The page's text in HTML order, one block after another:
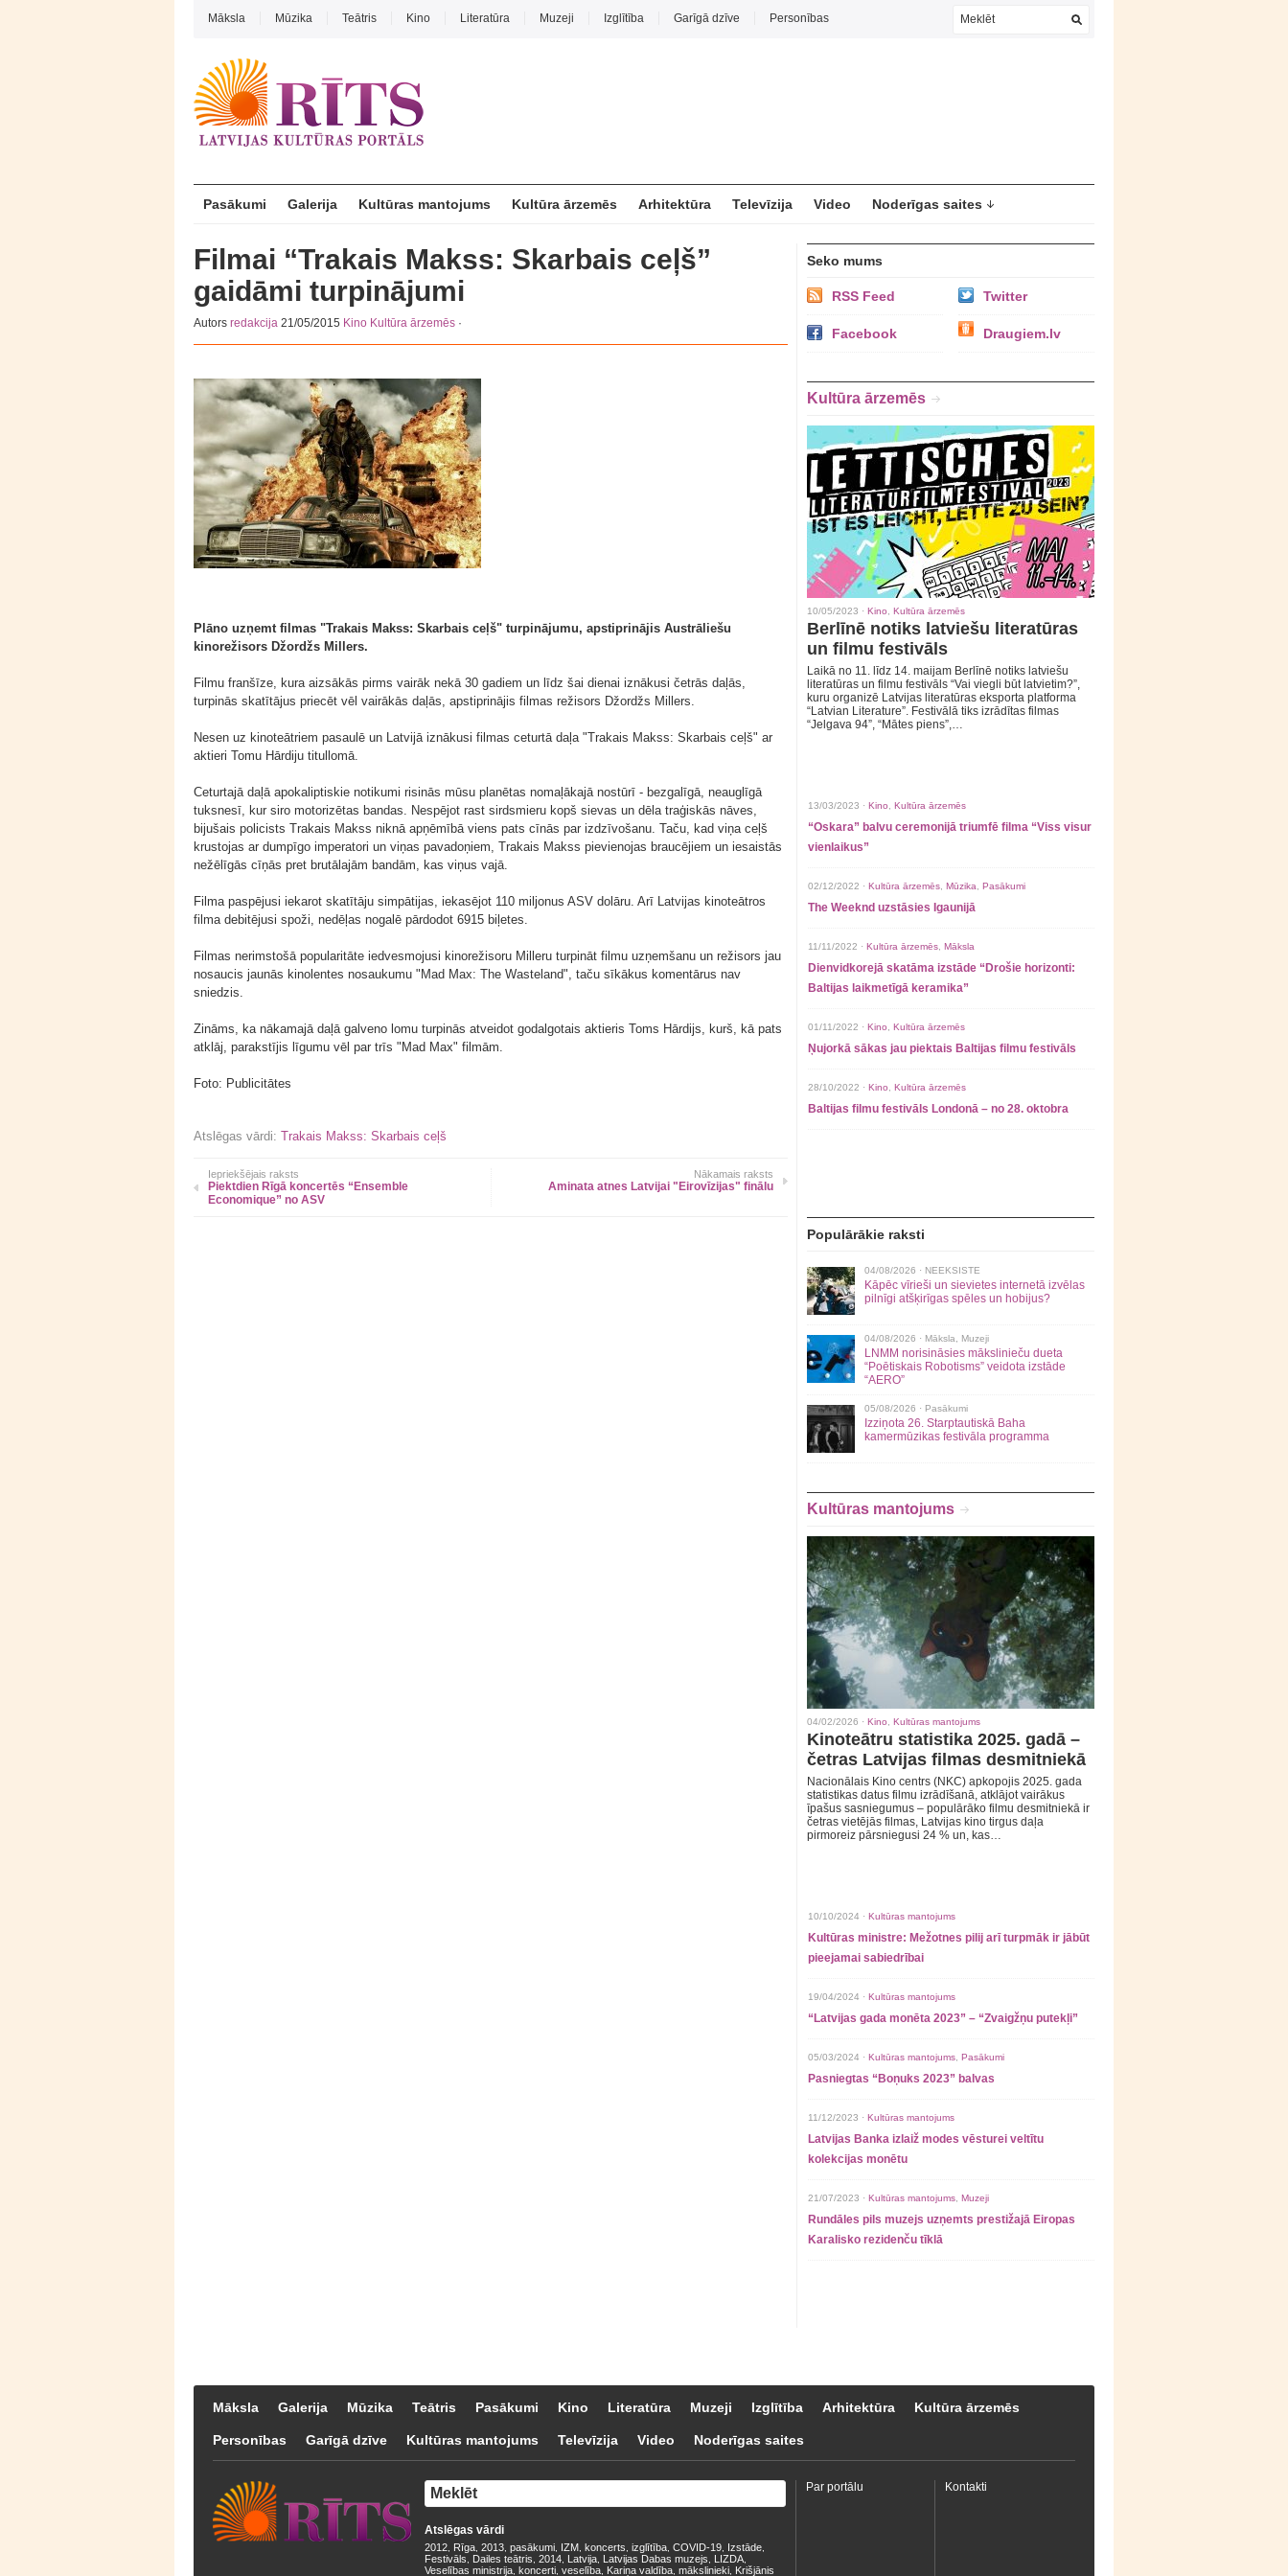
Māksla Mūzika Teātris Kino Literatūra Muzeji Izglītība Garīgā dzīve Personības
Pasākumi Galerija Kultūras mantojums Kultūra ārzemēs Arhitektūra Televīzija Video Noderīgas saites
Filmai “Trakais Makss: Skarbais ceļš”
gaidāmi turpinājumi
Autors redakcija 21/05/2015 Kino Kultūra ārzemēs ·
Plāno uzņemt filmas "Trakais Makss: Skarbais ceļš" turpinājumu, apstiprinājis Austrāliešu
kinorežisors Džordžs Millers.
Filmu franšīze, kura aizsākās pirms vairāk nekā 30 gadiem un līdz šai dienai iznākusi četrās daļās,
turpinās skatītājus priecēt vēl vairākās daļās, apstiprinājis filmas režisors Džordžs Millers.
Nesen uz kinoteātriem pasaulē un Latvijā iznākusi filmas ceturtā daļa "Trakais Makss: Skarbais ceļš" ar
aktieri Tomu Hārdiju titullomā.
Ceturtajā daļā apokaliptiskie notikumi risinās mūsu planētas nomaļākajā nostūrī - bezgalīgā, neauglīgā
tuksnesī, kur siro motorizētas bandas. Nespējot rast sirdsmieru kopš sievas un dēla traģiskās nāves,
bijušais policists Trakais Makss niknā apņēmībā viens pats cīnās par izdzīvošanu. Taču, kad viņa ceļš
krustojas ar dumpīgo imperatori un viņas pavadoņiem, Trakais Makss pievienojas braucējiem un iesaistās
nežēlīgās cīņās pret brutālajām bandām, kas viņus vajā.
Filma paspējusi iekarot skatītāju simpātijas, iekasējot 110 miljonus ASV dolāru. Arī Latvijas kinoteātros
filma debitējusi spoži, nedēļas nogalē pārdodot 6915 biļetes.
Filmas nerimstošā popularitāte iedvesmojusi kinorežisoru Milleru turpināt filmu uzņemšanu un režisors jau
nosaucis jaunās kinolentes nosaukumu "Mad Max: The Wasteland", taču sīkākus komentārus nav
sniedzis.
Zināms, ka nākamajā daļā galveno lomu turpinās atveidot godalgotais aktieris Toms Hārdijs, kurš, kā pats
atklāj, parakstījis līgumu vēl par trīs "Mad Max" filmām.
Foto: Publicitātes
Atslēgas vārdi: Trakais Makss: Skarbais ceļš
Iepriekšējais raksts
Piektdien Rīgā koncertēs “Ensemble
Economique” no ASV
Nākamais raksts
Aminata atnes Latvijai "Eirovīzijas" finālu
Seko mums
RSS Feed Twitter
Facebook Draugiem.lv
Kultūra ārzemēs
10/05/2023 · Kino Kultūra ārzemēs
Berlīnē notiks latviešu literatūras
un filmu festivāls
Laikā no 11. līdz 14. maijam Berlīnē notiks latviešu
literatūras un filmu festivāls “Vai viegli būt latvietim?”,
kuru organizē Latvijas literatūras eksporta platforma
“Latvian Literature”. Festivālā tiks izrādītas filmas
“Jelgava 94”, “Mātes piens”,…
13/03/2023 · Kino Kultūra ārzemēs
“Oskara” balvu ceremonijā triumfē filma “Viss visur
vienlaikus”
02/12/2022 · Kultūra ārzemēs Mūzika Pasākumi
The Weeknd uzstāsies Igaunijā
11/11/2022 · Kultūra ārzemēs Māksla
Dienvidkorejā skatāma izstāde “Drošie horizonti:
Baltijas laikmetīgā keramika”
01/11/2022 · Kino Kultūra ārzemēs
Ņujorkā sākas jau piektais Baltijas filmu festivāls
28/10/2022 · Kino Kultūra ārzemēs
Baltijas filmu festivāls Londonā – no 28. oktobra
Populārākie raksti
04/08/2026 · NEEKSISTE
Kāpēc vīrieši un sievietes internetā izvēlas
pilnīgi atšķirīgas spēles un hobijus?
04/08/2026 · Māksla Muzeji
LNMM norisināsies mākslinieču dueta
“Poētiskais Robotisms” veidota izstāde
“AERO”
05/08/2026 · Pasākumi
Izziņota 26. Starptautiskā Baha
kamermūzikas festivāla programma
Kultūras mantojums
04/02/2026 · Kino Kultūras mantojums
Kinoteātru statistika 2025. gadā –
četras Latvijas filmas desmitniekā
Nacionālais Kino centrs (NKC) apkopojis 2025. gada
statistikas datus filmu izrādīšanā, atklājot vairākus
īpašus sasniegumus – populārāko filmu desmitniekā ir
četras vietējās filmas, Latvijas kino tirgus daļa
pirmoreiz pārsniegusi 24 % un, kas…
10/10/2024 · Kultūras mantojums
Kultūras ministre: Mežotnes pilij arī turpmāk ir jābūt
pieejamai sabiedrībai
19/04/2024 · Kultūras mantojums
“Latvijas gada monēta 2023” – “Zvaigžņu putekļi”
05/03/2024 · Kultūras mantojums Pasākumi
Pasniegtas “Boņuks 2023” balvas
11/12/2023 · Kultūras mantojums
Latvijas Banka izlaiž modes vēsturei veltītu
kolekcijas monētu
21/07/2023 · Kultūras mantojums Muzeji
Rundāles pils muzejs uzņemts prestižajā Eiropas
Karalisko rezidenču tīklā
Māksla Galerija Mūzika Teātris Pasākumi Kino Literatūra Muzeji Izglītība Arhitektūra Kultūra ārzemēs
Personības Garīgā dzīve Kultūras mantojums Televīzija Video Noderīgas saites
Atslēgas vārdi
2012 Rīga 2013 pasākumi IZM koncerts izglītība COVID-19 Izstāde
Festivāls Dailes teātris 2014 Latvija Latvijas Dabas muzejs LIZDA
Veselības ministrija koncerti veselība Kariņa valdība mākslinieki Krišjānis
Par portālu Kontakti